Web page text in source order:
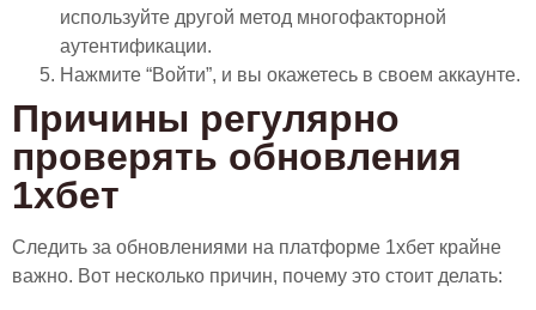
используйте другой метод многофакторной
аутентификации.
Нажмите “Войти”, и вы окажетесь в своем аккаунте.
Причины регулярно
проверять обновления
1хбет
Следить за обновлениями на платформе 1хбет крайне
важно. Вот несколько причин, почему это стоит делать: